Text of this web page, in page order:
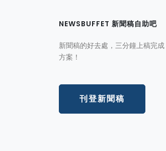
NEWSBUFFET 新聞稿自助吧
新聞稿的好去處，三分鐘上稿完
方案！
刊登新聞稿